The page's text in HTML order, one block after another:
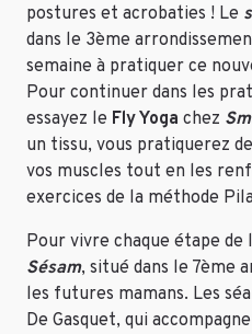
postures et acrobaties ! Le
dans le 3ème
semaine à pratiquer ce
Pour continuer dans les
essayez le Fly Yoga chez
un tissu, vous pratiquerez
vos muscles tout en les
exercices de la méthode
Pour vivre chaque étape
Sésam, situé dans le 7ème
les futures mamans. Les
De Gasquet, qui